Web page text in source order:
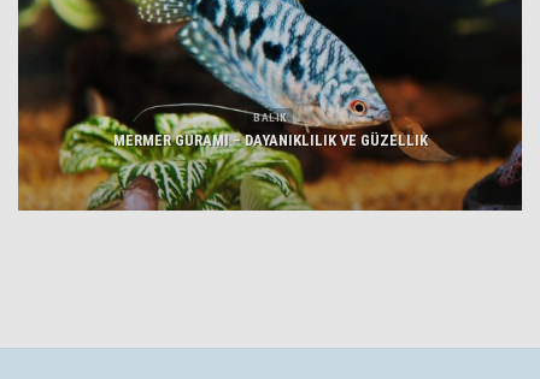
BALIK
MERMER GURAMI – DAYANIKLILIK VE GÜZELLIK